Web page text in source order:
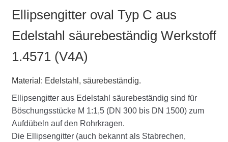
Ellipsengitter oval Typ C aus
Edelstahl säurebeständig Werkstoff
1.4571 (V4A)
Material: Edelstahl, säurebeständig.
Ellipsengitter aus Edelstahl säurebeständig sind für
Böschungsstücke M 1:1,5 (DN 300 bis DN 1500) zum
Aufdübeln auf den Rohrkragen.
Die Ellipsengitter (auch bekannt als Stabrechen,